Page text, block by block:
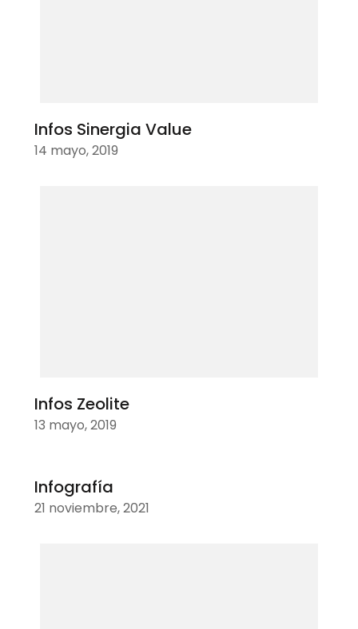
Infos Sinergia Value
14 mayo, 2019
Infos Zeolite
13 mayo, 2019
Infografía
21 noviembre, 2021